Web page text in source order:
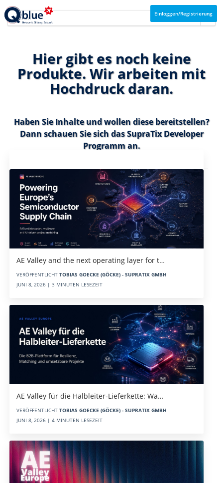
Einloggen/Registrierung
Hier gibt es noch keine
Produkte. Wir arbeiten mit
Hochdruck daran.
Haben Sie Inhalte und wollen diese bereitstellen?
Dann schauen Sie sich dasSupraTix Developer
Programman.
AE Valley and the next operating layer for t…
VERÖFFENTLICHT TOBIAS GOECKE (GÖCKE) - SUPRATIX GMBH
JUNI 8, 2026 | 3 MINUTEN LESEZEIT
AE Valley für die Halbleiter-Lieferkette: Wa…
VERÖFFENTLICHT TOBIAS GOECKE (GÖCKE) - SUPRATIX GMBH
JUNI 8, 2026 | 4 MINUTEN LESEZEIT